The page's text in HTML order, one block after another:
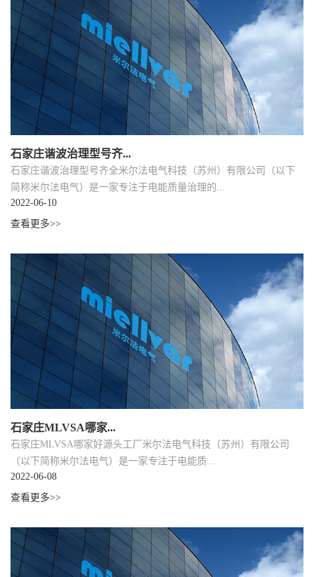
石家庄谐波治理型号齐...
石家庄谐波治理型号齐全米尔法电气科技（苏州）有限公司（以下
简称米尔法电气）是一家专注于电能质量治理的...
2022-06-10
查看更多>>
石家庄MLVSA哪家...
石家庄MLVSA哪家好源头工厂米尔法电气科技（苏州）有限公司
（以下简称米尔法电气）是一家专注于电能质...
2022-06-08
查看更多>>